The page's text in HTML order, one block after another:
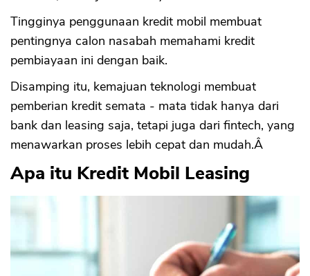
Kesimpulan
Tingginya penggunaan kredit mobil membuat
pentingnya calon nasabah memahami kredit
pembiayaan ini dengan baik.
Disamping itu, kemajuan teknologi membuat
pemberian kredit semata - mata tidak hanya dari
bank dan leasing saja, tetapi juga dari fintech, yang
menawarkan proses lebih cepat dan mudah.Â
Apa itu Kredit Mobil Leasing